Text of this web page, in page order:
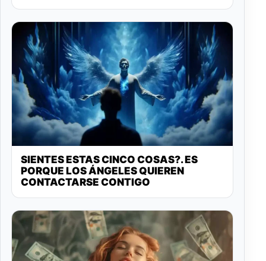
SIENTES ESTAS CINCO COSAS?. ES
PORQUE LOS ÁNGELES QUIEREN
CONTACTARSE CONTIGO